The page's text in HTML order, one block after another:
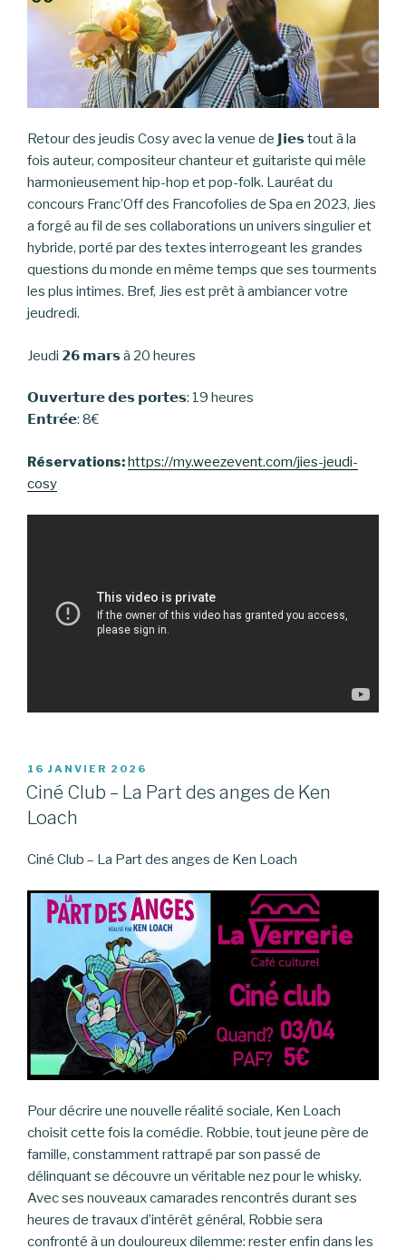
Retour des jeudis Cosy avec la venue de 𝗝𝗶𝗲𝘀 tout à la
fois auteur, compositeur chanteur et guitariste qui mêle
harmonieusement hip-hop et pop-folk. Lauréat du
concours Franc’Off des Francofolies de Spa en 2023, Jies
a forgé au fil de ses collaborations un univers singulier et
hybride, porté par des textes interrogeant les grandes
questions du monde en même temps que ses tourments
les plus intimes. Bref, Jies est prêt à ambiancer votre
jeudredi.
Jeudi 𝟮𝟲 𝗺𝗮𝗿𝘀 à 20 heures
𝗢𝘂𝘃𝗲𝗿𝘁𝘂𝗿𝗲 𝗱𝗲𝘀 𝗽𝗼𝗿𝘁𝗲𝘀: 19 heures
𝗘𝗻𝘁𝗿𝗲́𝗲: 8€
Réservations:https://my.weezevent.com/jies-jeudi-
cosy
PUBLIÉ
LE
16 JANVIER 2026
Ciné Club – La Part des anges de Ken
Loach
Ciné Club – La Part des anges de Ken Loach
Pour décrire une nouvelle réalité sociale, Ken Loach
choisit cette fois la comédie. Robbie, tout jeune père de
famille, constamment rattrapé par son passé de
délinquant se découvre un véritable nez pour le whisky.
Avec ses nouveaux camarades rencontrés durant ses
heures de travaux d’intérêt général, Robbie sera
confronté à un douloureux dilemme: rester enfin dans les